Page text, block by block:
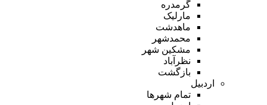
گرمدره
مارلیک
ماهدشت
محمدشهر
مشکین شهر
نظرآباد
بازگشت
اردبیل
تمام شهر‌ها